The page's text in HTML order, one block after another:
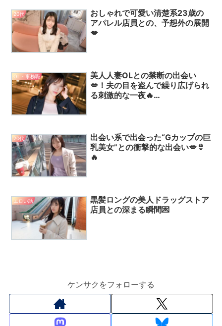
20代
おしゃれで可愛い清楚系23歳の
アパレル店員との、予想外の展開
💋
OL・事務職
美人人妻OLとの禁断の出会い
💋！夫の目を盗んで繰り広げられ
る刺激的な一夜🔥…
20代
出会い系で出会った“Gカップの巨
乳美女”との衝撃的な出会い💋👙
🔥
エロい話
黒髪ロングの美人ドラッグストア
店員との深まる瞬間💌
ケンサクをフォローする